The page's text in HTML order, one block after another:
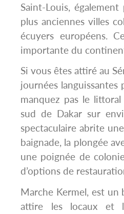
Saint-Louis,
plus anciennes villes
écuyers européens.
importante du
Si vous êtes attiré au
journées languissantes
manquez pas le
sud de Dakar sur
spectaculaire abrite
baignade, la plongée
une poignée de
d’options de
Marche Kermel, est
attire les locaux et